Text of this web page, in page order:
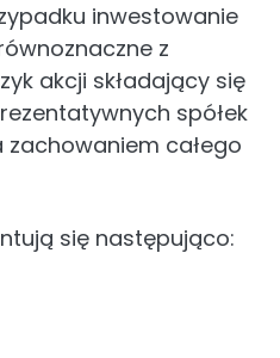
inwestowanie
z
akcji składający się
spółek
całego
się następująco: